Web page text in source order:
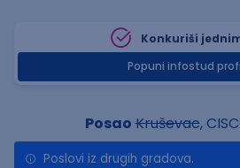
Konkuriši
Popuni infostud
PosaoKruševac,
Poslovi iz drugih gradova.